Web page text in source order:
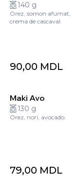
140 g
Orez, somon afumat,
crema de cascaval.
90,00 MDL
Maki Avo
130 g
Orez, nori, avocado.
79,00 MDL